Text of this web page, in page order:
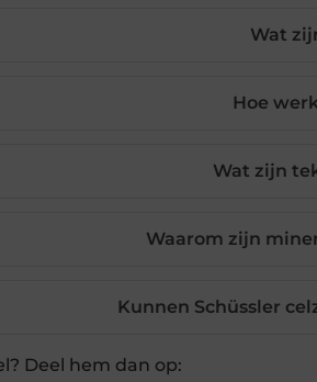
Wat
Hoe
Wat zijn
Waarom zijn
Kunnen Schüssler
Deel hem dan op: